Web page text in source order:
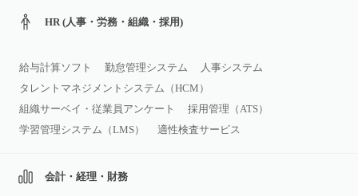
HR (人事・労務・組織・採用)
給与計算ソフト 勤怠管理システム
人事システム
タレントマネジメントシステム（HCM）
組織サーベイ・従業員アンケート
採用管理（ATS）
学習管理システム（LMS）
適性検査サービス
会計・経理・財務